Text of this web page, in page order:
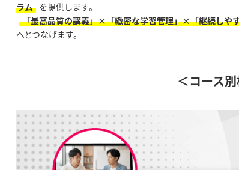
ラム を提供します。
「最高品質の講義」×「緻密な学習管理」×「継続しや
へとつなげます。
＜コース